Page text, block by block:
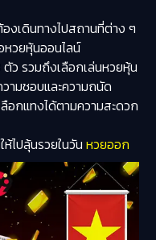
องเดินทางไปสถานที่ต่าง ๆ
หวยหุ้นออนไลน์
ว รวมถึงเลือกเล่นหวยหุ้น
ามชอบและความถนัด
อกแทงได้ตามความสะดวก
ไปลุ้นรวยในวัน หวยออก